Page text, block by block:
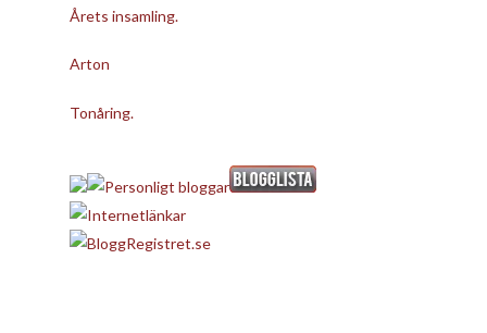
Årets insamling.
Arton
Tonåring.